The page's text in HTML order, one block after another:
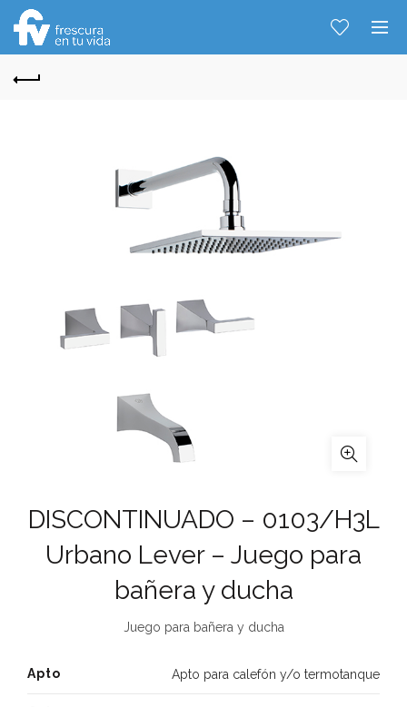
DISCONTINUADO – 0103/H3L
Urbano Lever – Juego para
bañera y ducha
Juego para bañera y ducha
Apto Apto para calefón y/o termotanque
Solo tenes que decirme: Hola